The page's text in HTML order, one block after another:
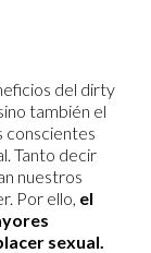
del dirty
también el
conscientes
Tanto decir
nuestros
Por ello, el
sexual.